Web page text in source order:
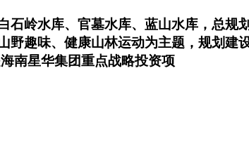
岭水库、官墓水库、蓝山水库，总规
趣味、健康山林运动为主题，规划建
南星华集团重点战略投资项